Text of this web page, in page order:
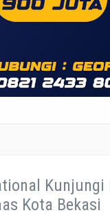
Kunjungi
Kota Bekasi